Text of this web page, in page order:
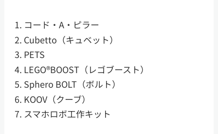
コード・A・ピラー
Cubetto（キュベット）
PETS
LEGO®BOOST（レゴブースト）
Sphero BOLT（ボルト）
KOOV（クーブ）
スマホロボ工作キット